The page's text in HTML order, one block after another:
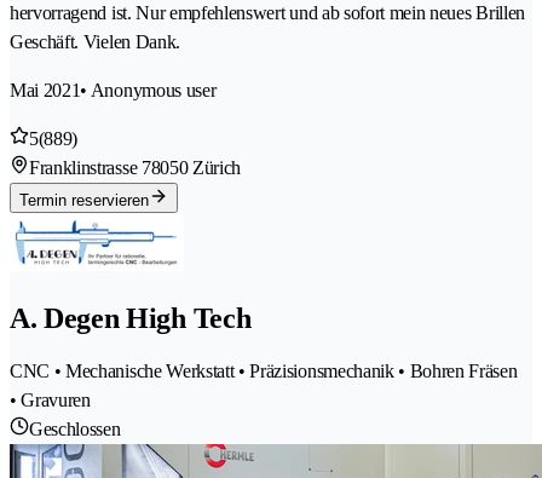
hervorragend ist. Nur empfehlenswert und ab sofort mein neues Brillen
Geschäft. Vielen Dank.
Mai 2021• Anonymous user
5(889)
Franklinstrasse 78050 Zürich
Termin reservieren
A. Degen High Tech
CNC • Mechanische Werkstatt • Präzisionsmechanik • Bohren Fräsen
• Gravuren
Geschlossen